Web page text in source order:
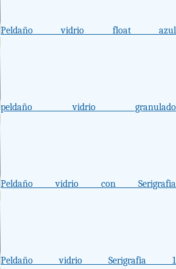
Peldaño vidrio float azul
peldaño vidrio granulado
Peldaño vidrio con Serigrafia
Peldaño vidrio Serigrafia 1